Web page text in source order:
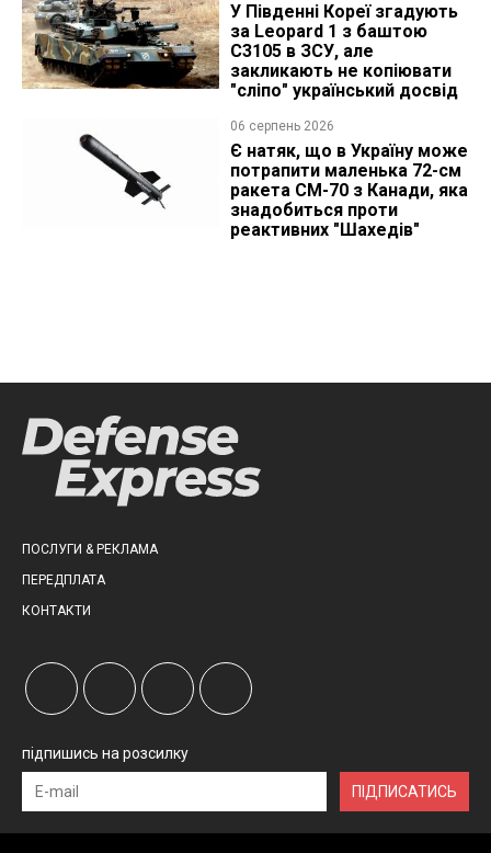
У Південні Кореї згадують
за Leopard 1 з баштою
C3105 в ЗСУ, але
закликають не копіювати
"сліпо" український досвід
06 серпень 2026
Є натяк, що в Україну може
потрапити маленька 72-см
ракета CM-70 з Канади, яка
знадобиться проти
реактивних "Шахедів"
ПОСЛУГИ & РЕКЛАМА
ПЕРЕДПЛАТА
КОНТАКТИ
підпишись на розсилку
ПІДПИСАТИСЬ